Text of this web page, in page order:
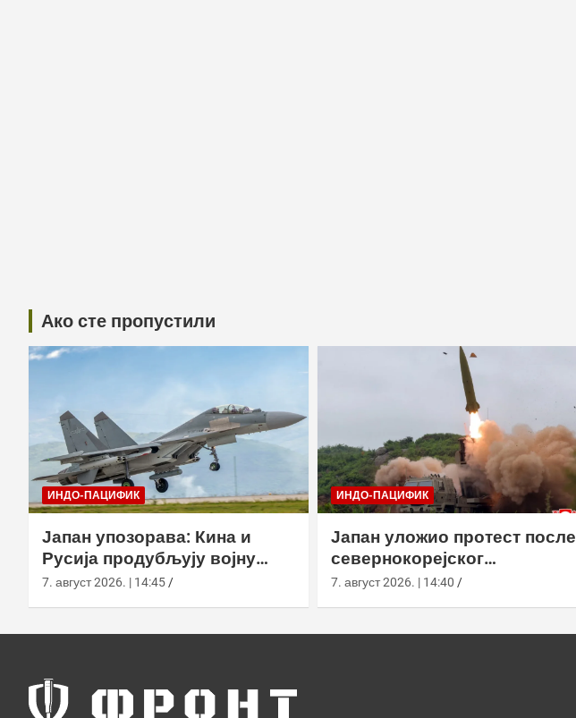
Ако сте пропустили
ИНДО-ПАЦИФИК
Јапан упозорава: Кина и
Русија продубљују војну
координацију око јапанских
7. август 2026. | 14:45
ИНДО-ПАЦИФИК
Јапан уложио протест после
севернокорејског
балистичког лансирања
7. август 2026. | 14:40